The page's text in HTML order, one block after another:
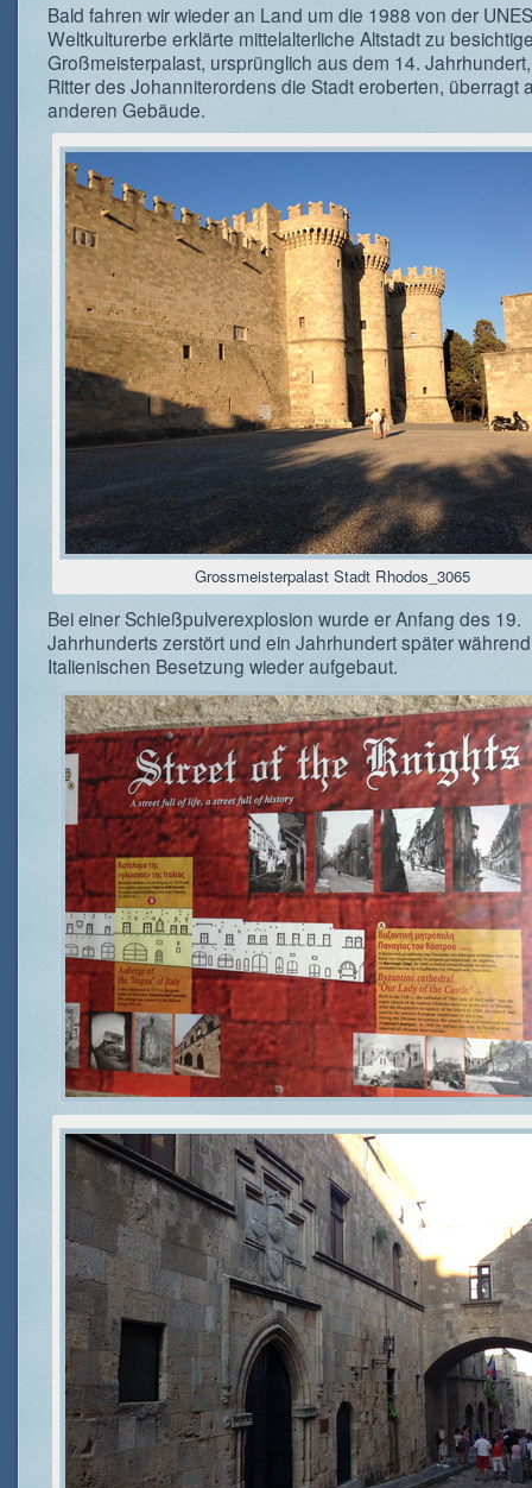
Bald fahren wir wieder an Land um die 1988 von der
Weltkulturerbe erklärte mittelalterliche Altstadt zu
Großmeisterpalast, ursprünglich aus dem 14.
Ritter des Johanniterordens die Stadt eroberten, überragt
anderen Gebäude.
Grossmeisterpalast Stadt Rhodos_3065
Bei einer Schießpulverexplosion wurde er Anfang des 19.
Jahrhunderts zerstört und ein Jahrhundert später
Italienischen Besetzung wieder aufgebaut.